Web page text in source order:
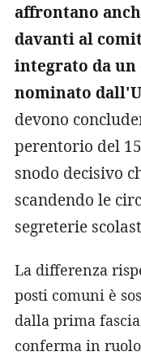
affrontano
davanti al
integrato da un
nominato
devono
perentorio del
snodo decisivo
scandendo le
segreterie
La differenza
posti comuni è
dalla prima
conferma in